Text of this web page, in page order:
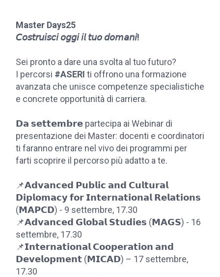
Master Days25
𝘊𝘰𝘴𝘵𝘳𝘶𝘪𝘴𝘤𝘪 𝘰𝘨𝘨𝘪 𝘪𝘭 𝘵𝘶𝘰 𝘥𝘰𝘮𝘢𝘯𝘪!
Sei pronto a dare una svolta al tuo futuro?
I percorsi #ASERI ti offrono una formazione
avanzata che unisce competenze specialistiche
e concrete opportunità di carriera.
𝗗𝗮 𝘀𝗲𝘁𝘁𝗲𝗺𝗯𝗿𝗲 partecipa ai Webinar di
presentazione dei Master: docenti e coordinatori
ti faranno entrare nel vivo dei programmi per
farti scoprire il percorso più adatto a te.
📌𝗔𝗱𝘃𝗮𝗻𝗰𝗲𝗱 𝗣𝘂𝗯𝗹𝗶𝗰 𝗮𝗻𝗱 𝗖𝘂𝗹𝘁𝘂𝗿𝗮𝗹
𝗗𝗶𝗽𝗹𝗼𝗺𝗮𝗰𝘆 𝗳𝗼𝗿 𝗜𝗻𝘁𝗲𝗿𝗻𝗮𝘁𝗶𝗼𝗻𝗮𝗹 𝗥𝗲𝗹𝗮𝘁𝗶𝗼𝗻𝘀
(𝗠𝗔𝗣𝗖𝗗) - 9 settembre, 17.30
📌𝗔𝗱𝘃𝗮𝗻𝗰𝗲𝗱 𝗚𝗹𝗼𝗯𝗮𝗹 𝗦𝘁𝘂𝗱𝗶𝗲𝘀 (𝗠𝗔𝗚𝗦) - 16
settembre, 17.30
📌𝗜𝗻𝘁𝗲𝗿𝗻𝗮𝘁𝗶𝗼𝗻𝗮𝗹 𝗖𝗼𝗼𝗽𝗲𝗿𝗮𝘁𝗶𝗼𝗻 𝗮𝗻𝗱
𝗗𝗲𝘃𝗲𝗹𝗼𝗽𝗺𝗲𝗻𝘁 (𝗠𝗜𝗖𝗔𝗗) – 17 settembre,
17.30